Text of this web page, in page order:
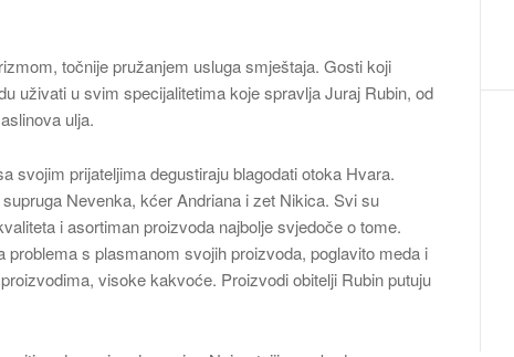
točnije pružanjem usluga smještaja. Gosti koji
uživati u svim specijalitetima koje spravlja Juraj Rubin, od
ulja.
svojim prijateljima degustiraju blagodati otoka Hvara.
Nevenka, kćer Andriana i zet Nikica. Svi su
i asortiman proizvoda najbolje svjedoče o tome.
s plasmanom svojih proizvoda, poglavito meda i
visoke kakvoće. Proizvodi obitelji Rubin putuju